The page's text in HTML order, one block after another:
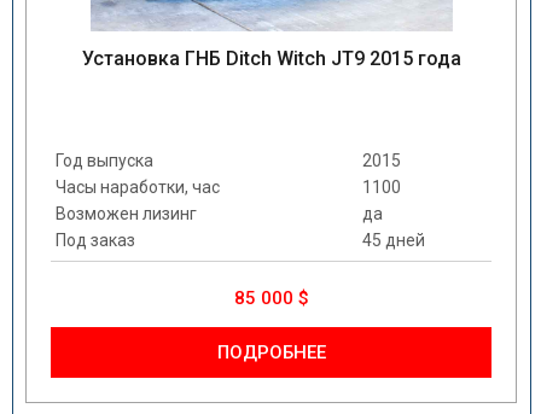
Установка ГНБ Ditch Witch JT9 2015 года
Год выпуска
2015
Часы наработки, час
1100
Возможен лизинг
да
Под заказ
45 дней
85 000 $
ПОДРОБНЕЕ